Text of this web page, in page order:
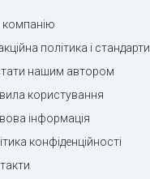
компанію
політика і стандарти
нашим автором
користування
інформація
конфіденційності